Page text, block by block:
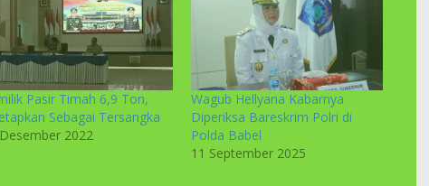
Pasir Timah 6,9 Ton,
Sebagai Tersangka
2022
Wagub Hellyana Kabarnya
Diperiksa Bareskrim Polri di
Polda Babel
11 September 2025